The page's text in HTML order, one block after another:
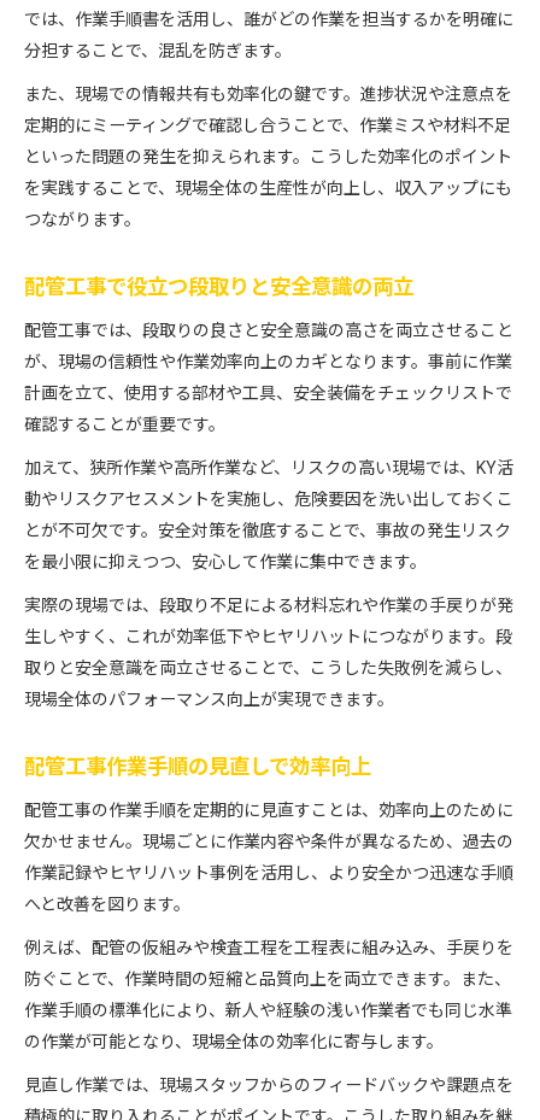
では、作業手順書を活用し、誰がどの作業を担当するかを明確に
分担することで、混乱を防ぎます。
また、現場での情報共有も効率化の鍵です。進捗状況や注意点を
定期的にミーティングで確認し合うことで、作業ミスや材料不足
といった問題の発生を抑えられます。こうした効率化のポイント
を実践することで、現場全体の生産性が向上し、収入アップにも
つながります。
配管工事で役立つ段取りと安全意識の両立
配管工事では、段取りの良さと安全意識の高さを両立させること
が、現場の信頼性や作業効率向上のカギとなります。事前に作業
計画を立て、使用する部材や工具、安全装備をチェックリストで
確認することが重要です。
加えて、狭所作業や高所作業など、リスクの高い現場では、KY活
動やリスクアセスメントを実施し、危険要因を洗い出しておくこ
とが不可欠です。安全対策を徹底することで、事故の発生リスク
を最小限に抑えつつ、安心して作業に集中できます。
実際の現場では、段取り不足による材料忘れや作業の手戻りが発
生しやすく、これが効率低下やヒヤリハットにつながります。段
取りと安全意識を両立させることで、こうした失敗例を減らし、
現場全体のパフォーマンス向上が実現できます。
配管工事作業手順の見直しで効率向上
配管工事の作業手順を定期的に見直すことは、効率向上のために
欠かせません。現場ごとに作業内容や条件が異なるため、過去の
作業記録やヒヤリハット事例を活用し、より安全かつ迅速な手順
へと改善を図ります。
例えば、配管の仮組みや検査工程を工程表に組み込み、手戻りを
防ぐことで、作業時間の短縮と品質向上を両立できます。また、
作業手順の標準化により、新人や経験の浅い作業者でも同じ水準
の作業が可能となり、現場全体の効率化に寄与します。
見直し作業では、現場スタッフからのフィードバックや課題点を
積極的に取り入れることがポイントです。こうした取り組みを継